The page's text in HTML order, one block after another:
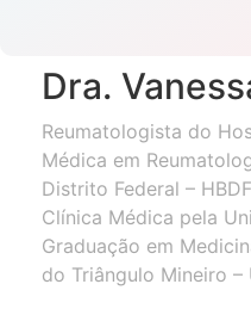
Dra.
Reumatologista do
Médica em
Distrito Federal –
Clínica Médica pela
Graduação em
do Triângulo Mineiro –